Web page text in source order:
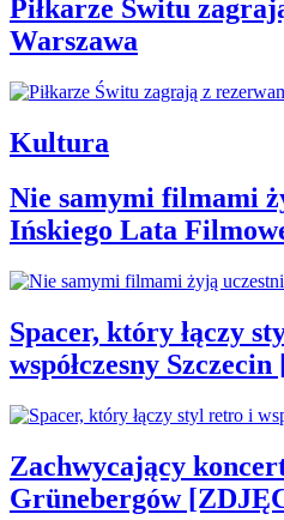
Piłkarze Świtu
Warszawa
Kultura
Nie samymi filmami
Ińskiego Lata
Spacer, który łączy
współczesny
Zachwycający
Grünebergów